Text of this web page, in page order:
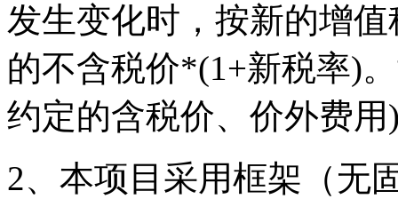
发生变化时，按新的增
的不含税价*(1+新税率)
约定的含税价、价外费
2、 本项目采用框架（无